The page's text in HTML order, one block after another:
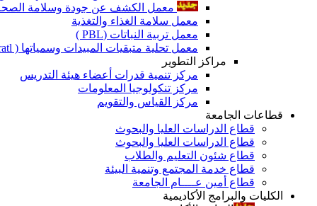
معمل الكشف عن جودة وسلامة الصحة
معمل سلامة الغذاء والتغذية
معمل تربية النباتات (PBL )
معمل تحلية متبقيات المبيدات وسمياتها ( Pratl )
مراكز التطوير
مركز تنمية قدرات أعضاء هيئة التدريس
مركز تنكولوجيا المعلومات
مركز القياس والتقويم
قطاعات الجامعة
قطاع الدراسات العليا والبحوث
قطاع الدراسات العليا والبحوث
قطاع شئون التعليم والطلاب
قطاع خدمة المجتمع وتنمية البيئة
قطاع أمين عــــام الجامعة
الكليات والبرامج الأكاديمية